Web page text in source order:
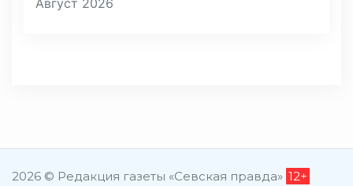
Август 2026
2026 © Редакция газеты «Севская правда» 12+